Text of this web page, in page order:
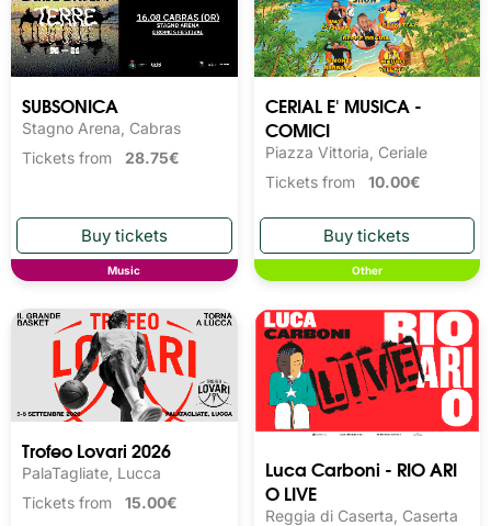
SUBSONICA
Stagno Arena, Cabras
Tickets from 28.75€
Music
CERIAL E' MUSICA -
COMICI
Piazza Vittoria, Ceriale
Tickets from 10.00€
Other
Trofeo Lovari 2026
PalaTagliate, Lucca
Tickets from 15.00€
Luca Carboni - RIO ARI
O LIVE
Reggia di Caserta, Caserta